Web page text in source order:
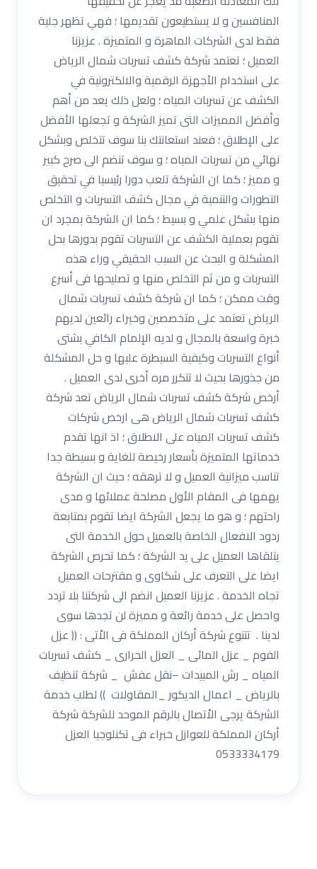
المنافسين و لا يستطيعون تقديمها ؛ فهي تظهر جلية
فقط لدى الشركات الماهرة و المتميزة . عزيزنا
العميل ؛ تعتمد شركة كشف تسربات شمال الرياض
على استخدام الأجهزة الرقمية والالكترونية في
الكشف عن تسربات المياه ؛ ولعل ذلك يعد من أهم
وأفضل المميزات التى تميز الشركة و تجعلها الأفضل
على الإطلاق ؛ فعند استعانتك بنا سوف تتخلص وبشكل
نهائي من تسربات المياه ؛ و سوف تنضم الى صرح كبير
و مميز ؛ كما ان الشركة تلعب دورا رئيسيا في تحقيق
التطورات والتنمية في مجال كشف التسربات و التخلص
منها بشكل علمي و بسيط ؛ كما ان الشركة بمجرد ان
تقوم بعملية الكشف عن التسربات تقوم بدورها بحل
المشكلة و البحث عن السبب الحقيقي وراء هذه
التسربات و من ثم التخلص منها و تصليحها فى أسرع
وقت ممكن ؛ كما ان شركة كشف تسربات شمال
الرياض تعتمد على متخصصين وخبراء رائعين لديهم
خبرة واسعة بالمجال و لديه الإلمام الكافي بشتى
أنواع التسربات وكيفية السيطرة عليها و حل المشكلة
من جذورها بحيث لا تتكرر مره أخرى لدى العميل .
أرخص شركة كشف تسربات شمال الرياض تعد شركة
كشف تسربات شمال الرياض هى ارخص شركات
كشف تسربات المياه على الاطلاق ؛ اذ انها تقدم
خدماتها المتميزة بأسعار رخيصة للغاية و بسيطة جدا
تناسب ميزانية العميل و لا ترهقه ؛ حيث ان الشركة
يهمها فى المقام الأول مصلحة عملائها و مدى
راحتهم ؛ و هو ما يجعل الشركة ايضا تقوم بمتابعة
ردود الافعال الخاصة بالعميل حول الخدمة التى
يتلقاها العميل على يد الشركة ؛ كما تحرص الشركة
ايضا على التعرف على شكاوى و مقترحات العميل
تجاه الخدمة . عزيزنا العميل انضم الى شركتنا بلا تردد
واحصل على خدمة رائعة و مميزة لن تجدها سوى
لدينا . تتنوع شركة أركان المملكة فى الاْتى : (( عزل
الفوم _ عزل المائى _ العزل الحرارى _ كشف تسربات
المياه _ رش المبيدات –نقل عفش _ شركة تنظيف
بالرياض _ اعمال الديكور _المقاولات )) لطلب خدمة
الشركة يرجى الاْتصال بالرقم الموحد للشركة شركة
أركان المملكة للعوازل خبراء فى تكنلوجيا العزل
0533334179